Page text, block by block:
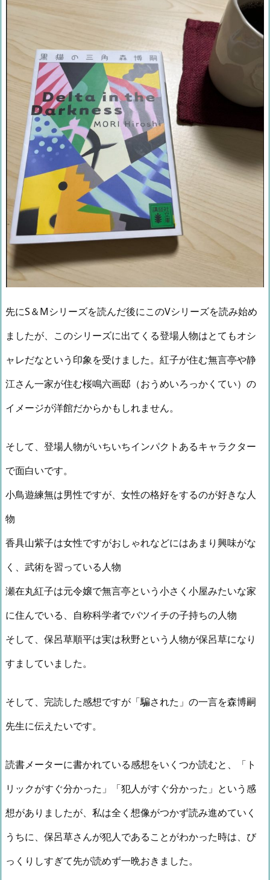
先にS＆Mシリーズを読んだ後にこのVシリーズを読み始め
ましたが、このシリーズに出てくる登場人物はとてもオシ
ャレだなという印象を受けました。紅子が住む無言亭や静
江さん一家が住む桜鳴六画邸（おうめいろっかくてい）の
イメージが洋館だからかもしれません。
そして、登場人物がいちいちインパクトあるキャラクター
で面白いです。
小鳥遊練無は男性ですが、女性の格好をするのが好きな人
物
香具山紫子は女性ですがおしゃれなどにはあまり興味がな
く、武術を習っている人物
瀬在丸紅子は元令嬢で無言亭という小さく小屋みたいな家
に住んでいる、自称科学者でバツイチの子持ちの人物
そして、保呂草順平は実は秋野という人物が保呂草になり
すましていました。
そして、完読した感想ですが「騙された」の一言を森博嗣
先生に伝えたいです。
読書メーターに書かれている感想をいくつか読むと、「ト
リックがすぐ分かった」「犯人がすぐ分かった」という感
想がありましたが、私は全く想像がつかず読み進めていく
うちに、保呂草さんが犯人であることがわかった時は、び
っくりしすぎて先が読めず一晩おきました。